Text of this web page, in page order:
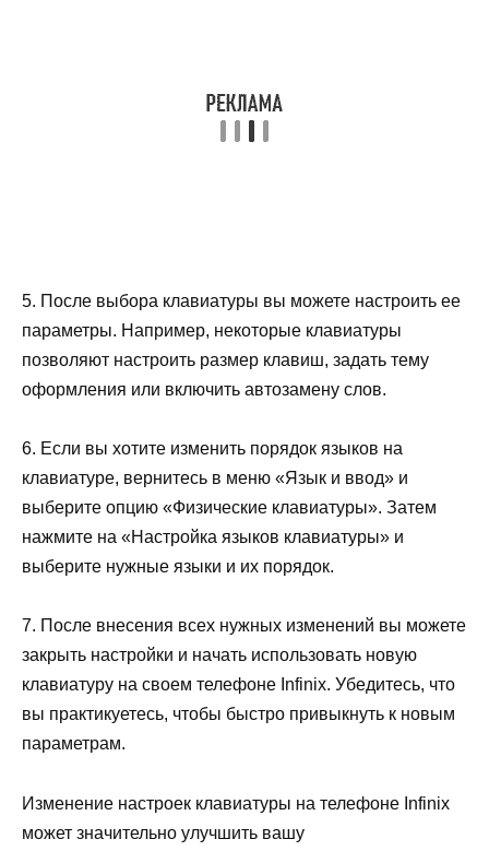
5. После выбора клавиатуры вы можете настроить ее
параметры. Например, некоторые клавиатуры
позволяют настроить размер клавиш, задать тему
оформления или включить автозамену слов.
6. Если вы хотите изменить порядок языков на
клавиатуре, вернитесь в меню «Язык и ввод» и
выберите опцию «Физические клавиатуры». Затем
нажмите на «Настройка языков клавиатуры» и
выберите нужные языки и их порядок.
7. После внесения всех нужных изменений вы можете
закрыть настройки и начать использовать новую
клавиатуру на своем телефоне Infinix. Убедитесь, что
вы практикуетесь, чтобы быстро привыкнуть к новым
параметрам.
Изменение настроек клавиатуры на телефоне Infinix
может значительно улучшить вашу